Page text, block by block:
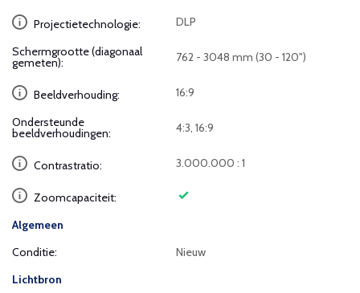
Projectietechnologie: DLP
Schermgrootte (diagonaal
gemeten): 762 - 3048 mm (30 - 120")
Beeldverhouding: 16:9
Ondersteunde
beeldverhoudingen: 4:3, 16:9
Contrastratio: 3.000.000 : 1
Zoomcapaciteit:
Algemeen
Conditie:
Nieuw
Lichtbron